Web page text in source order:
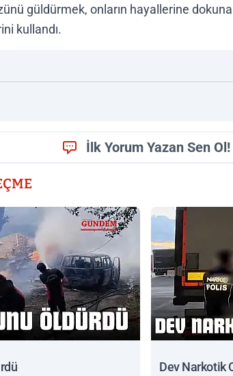
güldürmek, onların hayallerine
kullandı.
İlk Yorum Yazan Sen Ol!
Dev Narkotik